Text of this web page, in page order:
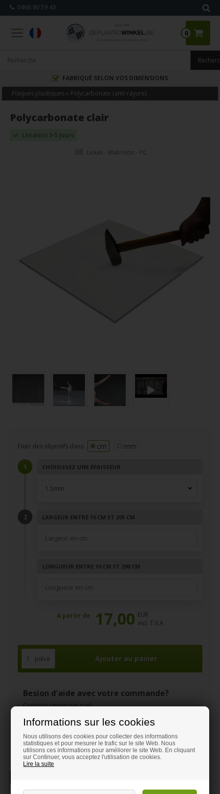
Informations sur les cookies
Nous utilisons des cookies pour collecter des informations
statistiques et pour mesurer le trafic sur le site Web. Nous
utilisons ces informations pour améliorer le site Web. En cliquant
sur Continuer, vous acceptez l'utilisation de cookies.
Lire la suite
0466 90 59 43
0
FABRIQUÉ SELON VOS DIMENSIONS
Plaques plastiques » Polycarbonate (anti-rayure)
Polycarbonate clair
Livraison 3-5 Jours
Lexan - Makrolon - PC
Fixer des objectifs dans: cm mm
CHOISISSEZ UNE ÉPAISSEUR
LARGEUR ENTRE 10 CM ET 205 CM
LONGUEUR ENTRE 10 CM ET 290 CM
A partir de 17,00 EUR
incl. T.V.A
pièce
Besion d'aide avec votre commande?
Contactez-nous par mail
0466 90 59 43